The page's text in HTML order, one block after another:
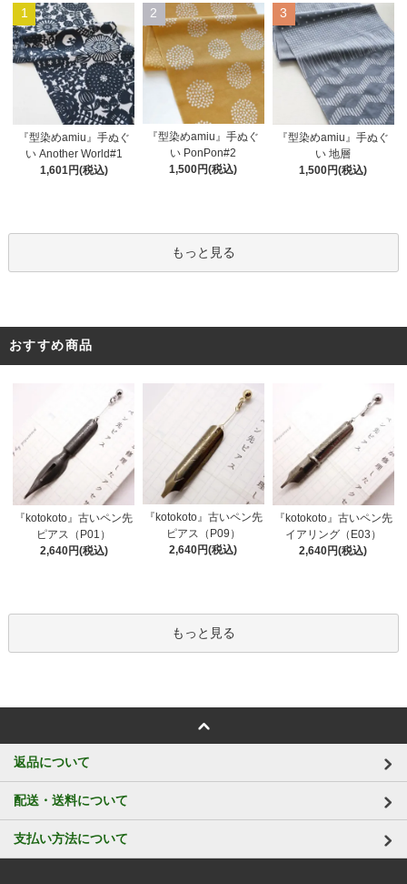
1
『型染めamiu』手ぬぐ
い Another World#1
1,601円(税込)
2
『型染めamiu』手ぬぐ
い PonPon#2
1,500円(税込)
3
『型染めamiu』手ぬぐ
い 地層
1,500円(税込)
もっと見る
おすすめ商品
『kotokoto』古いペン先
ピアス（P01）
2,640円(税込)
『kotokoto』古いペン先
ピアス（P09）
2,640円(税込)
『kotokoto』古いペン先
イアリング（E03）
2,640円(税込)
もっと見る
返品について
配送・送料について
支払い方法について